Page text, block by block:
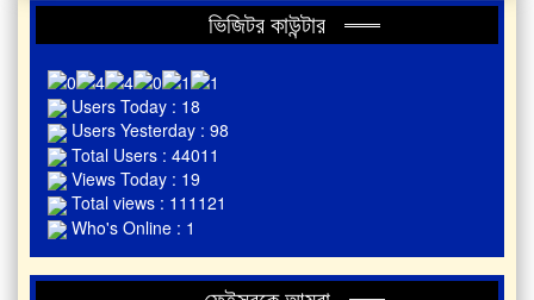
ভিজিটর কাউন্টার
Users Today : 18
Users Yesterday : 98
Total Users : 44011
Views Today : 19
Total views : 111121
Who's Online : 1